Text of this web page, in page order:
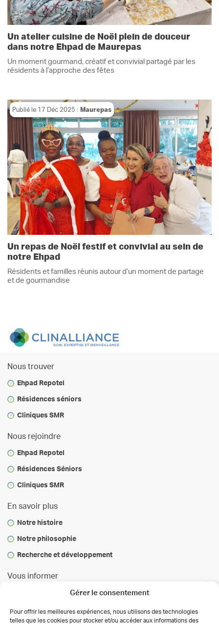
Gérer le consentement
Pour offrir les meilleures expériences, nous utilisons des technologies
telles que les cookies pour stocker et/ou accéder aux informations des
Un atelier cuisine de Noël plein de douceur
dans notre Ehpad de Maurepas
Un moment gourmand, créatif et convivial partagé par les
résidents à l’approche des fêtes
Publié le 17 Déc 2025 Maurepas
Un repas de Noël festif et convivial au sein de
notre Ehpad
Résidents et familles réunis autour d’un moment de partage
et de gourmandise
Nous trouver
Ehpad Repotel
Résidences séniors
Cliniques SMR
Nous rejoindre
Ehpad Repotel
Résidences Séniors
Cliniques SMR
En savoir plus
Notre histoire
Notre philosophie
Recherche et développement
Vous informer
Actualités